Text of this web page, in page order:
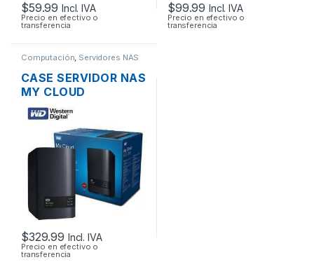
$59.99 Incl. IVA
Precio en efectivo o
transferencia
$99.99 Incl. IVA
Precio en efectivo o
transferencia
Computación, Servidores NAS
CASE SERVIDOR NAS
MY CLOUD
WESTERN DIGITAL 2
BAHÍAS SATA CON
USB 3.0 Y PUERTO
DE RED GIGABIT
$329.99 Incl. IVA
Precio en efectivo o
transferencia